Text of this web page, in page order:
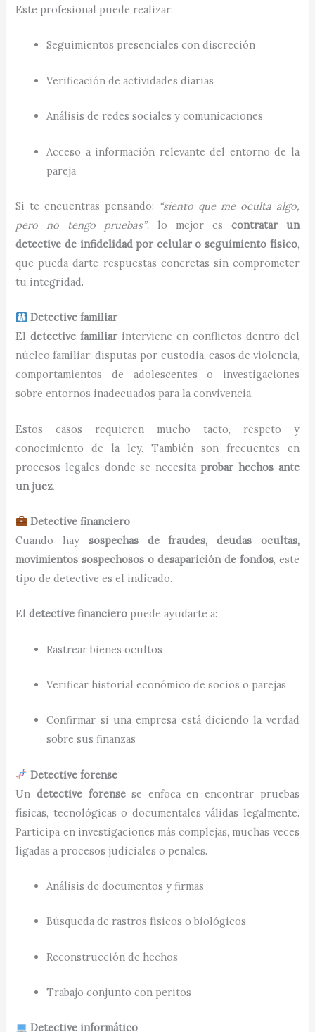
Este profesional puede realizar:
Seguimientos presenciales con discreción
Verificación de actividades diarias
Análisis de redes sociales y comunicaciones
Acceso a información relevante del entorno de la
pareja
Si te encuentras pensando: “siento que me oculta algo,
pero no tengo pruebas”, lo mejor es contratar un
detective de infidelidad por celular o seguimiento físico,
que pueda darte respuestas concretas sin comprometer
tu integridad.
Detective familiar
Eldetective familiar interviene en conflictos dentro del
núcleo familiar: disputas por custodia, casos de violencia,
comportamientos de adolescentes o investigaciones
sobre entornos inadecuados para la convivencia.
Estos casos requieren mucho tacto, respeto y
conocimiento de la ley. También son frecuentes en
procesos legales donde se necesita probar hechos ante
un juez.
Detective financiero
Cuando hay sospechas de fraudes, deudas ocultas,
movimientos sospechosos o desaparición de fondos, este
tipo de detective es el indicado.
Eldetective financiero puede ayudarte a:
Rastrear bienes ocultos
Verificar historial económico de socios o parejas
Confirmar si una empresa está diciendo la verdad
sobre sus finanzas
Detective forense
Undetective forensese enfoca en encontrar pruebas
físicas, tecnológicas o documentales válidas legalmente.
Participa en investigaciones más complejas, muchas veces
ligadas a procesos judiciales o penales.
Análisis de documentos y firmas
Búsqueda de rastros físicos o biológicos
Reconstrucción de hechos
Trabajo conjunto con peritos
Detective informático